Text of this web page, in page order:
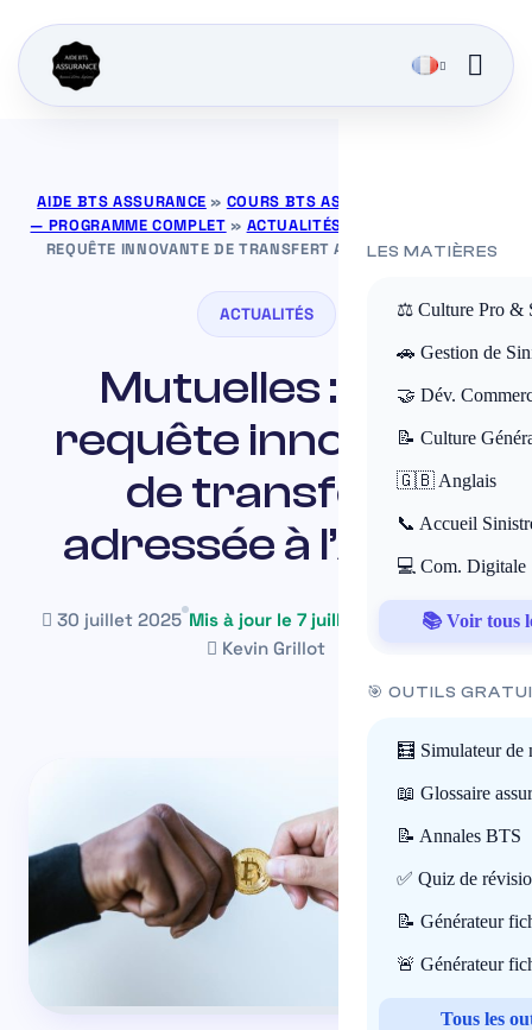
LES MATIÈRES
⚖️ Culture Pro &
🚗 Gestion de
🤝 Dév.
📝 Culture
🇬🇧 Anglais
📞 Accueil
💻 Com. Digitale
📚 Voir tous
🎯 OUTILS
🧮 Simulateur de
📖 Glossaire
📝 Annales BTS
✅ Quiz de
📝 Générateur
🚨 Générateur
Tous les
AIDE BTS ASSURANCE » COURS BTS ASSURANCE GRATUITS
— PROGRAMME COMPLET » ACTUALITÉS
REQUÊTE INNOVANTE DE TRANSFERT ADRESSÉE À L’ACPR
ACTUALITÉS
Mutuelles : une
requête innovante
de transfert
adressée à l’ACPR
30 juillet 2025 Mis à jour le 7 juillet 2026
~35 min
Kevin Grillot